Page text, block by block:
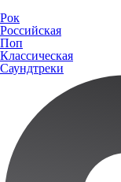
Рок
Российская
Поп
Классическая
Саундтреки